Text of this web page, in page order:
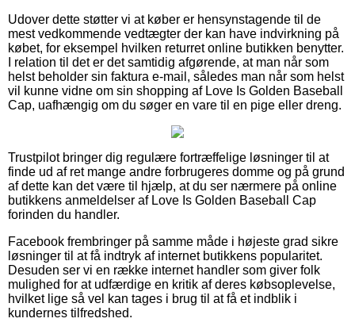
Udover dette støtter vi at køber er hensynstagende til de
mest vedkommende vedtægter der kan have indvirkning på
købet, for eksempel hvilken returret online butikken benytter.
I relation til det er det samtidig afgørende, at man når som
helst beholder sin faktura e-mail, således man når som helst
vil kunne vidne om sin shopping af Love Is Golden Baseball
Cap, uafhængig om du søger en vare til en pige eller dreng.
Trustpilot bringer dig regulære fortræffelige løsninger til at
finde ud af ret mange andre forbrugeres domme og på grund
af dette kan det være til hjælp, at du ser nærmere på online
butikkens anmeldelser af Love Is Golden Baseball Cap
forinden du handler.
Facebook frembringer på samme måde i højeste grad sikre
løsninger til at få indtryk af internet butikkens popularitet.
Desuden ser vi en række internet handler som giver folk
mulighed for at udfærdige en kritik af deres købsoplevelse,
hvilket lige så vel kan tages i brug til at få et indblik i
kundernes tilfredshed.